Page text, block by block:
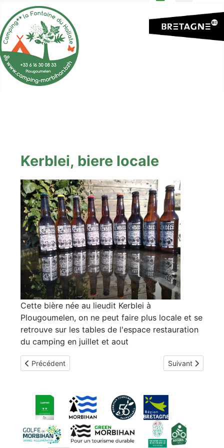
Kerblei, biere locale
Cette bière née au lieudit Kerblei à
Plougoumelen, on ne peut faire plus locale et se
retrouve sur les tables de l'espace restauration
du camping en juillet et aout
Article précédent : Le chantier d'Evelyne
Précédent Article suivant :
Suivant